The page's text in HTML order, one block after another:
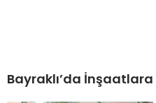
Bayraklı’da İnşaatlara